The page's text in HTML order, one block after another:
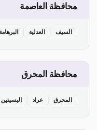
محافظة العاصمة
السيف العدلية البرهامة
محافظة المحرق
المحرق عراد البسيتين